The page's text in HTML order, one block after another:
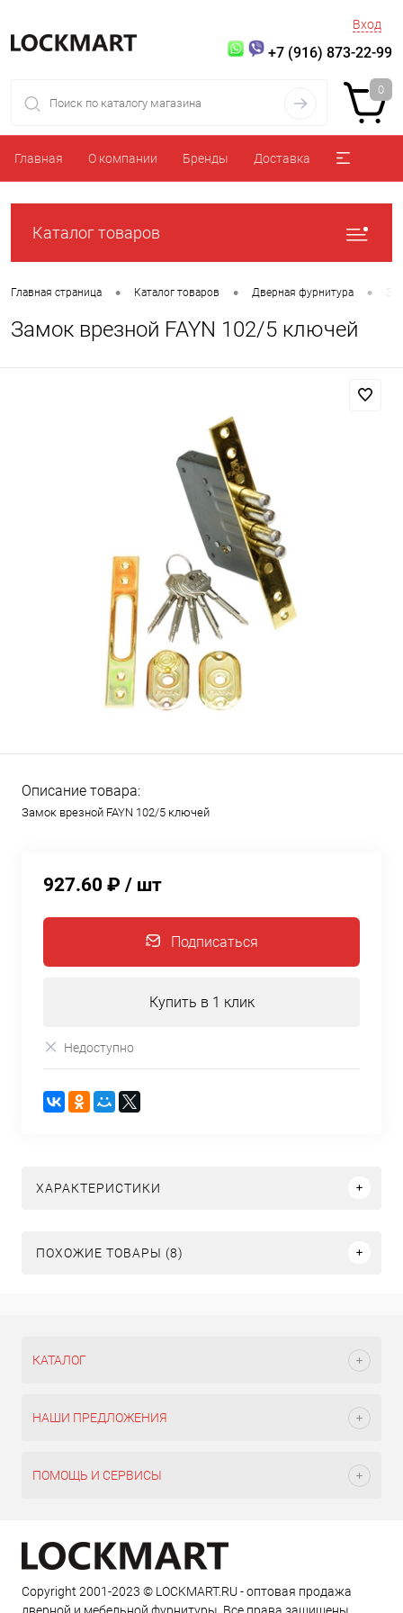
Вход
+7 (916) 873-22-99
0
Главная О компании Бренды Доставка
Каталог товаров
Главная страница • Каталог товаров • Дверная фурнитура •
Замок врезной FAYN 102/5 ключей
Описание товара:
Замок врезной FAYN 102/5 ключей
927.60 ₽ / шт
Подписаться
Купить в 1 клик
Недоступно
ХАРАКТЕРИСТИКИ
ПОХОЖИЕ ТОВАРЫ (8)
КАТАЛОГ
НАШИ ПРЕДЛОЖЕНИЯ
ПОМОЩЬ И СЕРВИСЫ
Copyright 2001-2023 © LOCKMART.RU - оптовая продажа